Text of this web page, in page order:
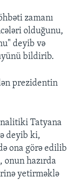
zamanı
olduğunu,
deyib və
bildirib.
prezidentin
Tatyana
deyib ki,
ona görə edilib
onun hazırda
yetirməklə